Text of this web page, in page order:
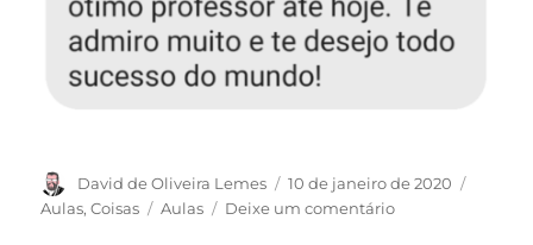
Autor
David de Oliveira Lemes
Publicado
em
10 de janeiro de 2020
Aulas,Coisas Tags
Aulas Deixe um comentárioem